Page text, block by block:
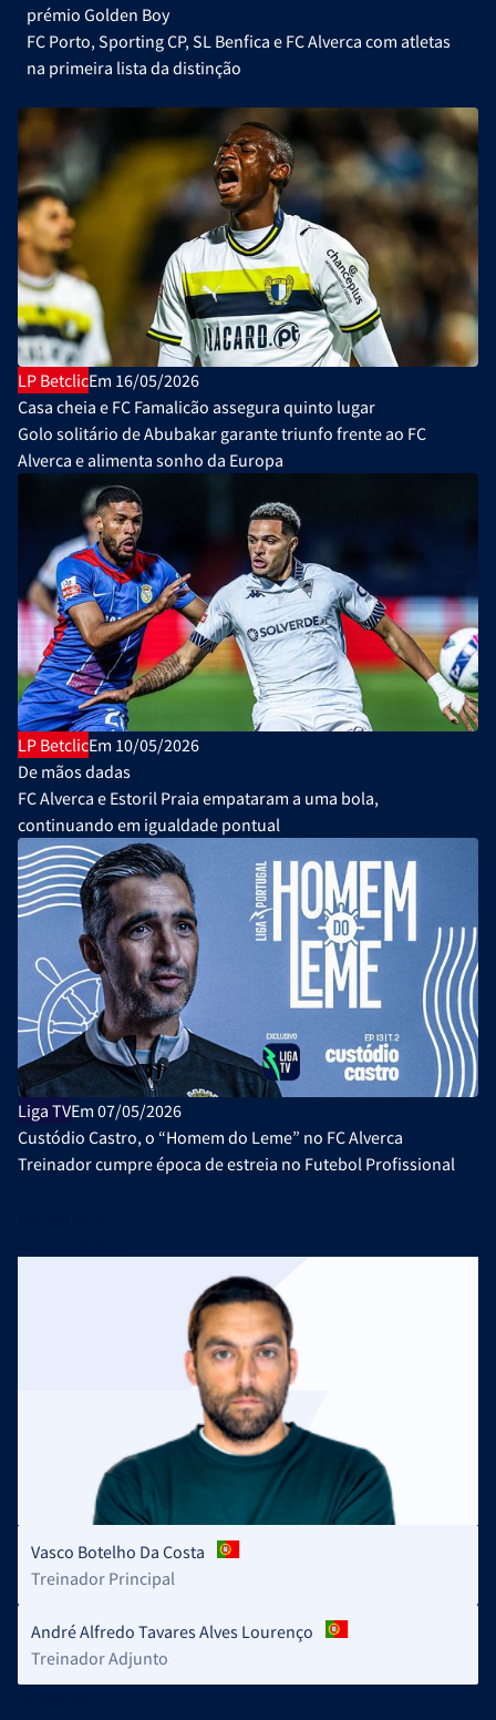
prémio Golden Boy
FC Porto, Sporting CP, SL Benfica e FC Alverca com atletas
na primeira lista da distinção
LP BetclicEm 16/05/2026
Casa cheia e FC Famalicão assegura quinto lugar
Golo solitário de Abubakar garante triunfo frente ao FC
Alverca e alimenta sonho da Europa
LP BetclicEm 10/05/2026
De mãos dadas
FC Alverca e Estoril Praia empataram a uma bola,
continuando em igualdade pontual
Liga TVEm 07/05/2026
Custódio Castro, o “Homem do Leme” no FC Alverca
Treinador cumpre época de estreia no Futebol Profissional
Vasco Botelho Da Costa
Treinador Principal
André Alfredo Tavares Alves Lourenço
Treinador Adjunto